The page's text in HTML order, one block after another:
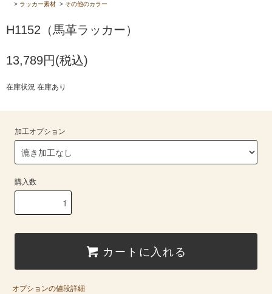
> ラッカー素材 > その他のカラー
H1152（馬革ラッカー）
13,789円(税込)
在庫状況 在庫あり
加工オプション
購入数
カートに入れる
オプションの値段詳細